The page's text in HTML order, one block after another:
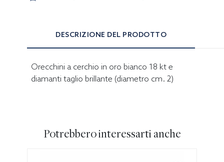
DESCRIZIONE DEL PRODOTTO
Orecchini a cerchio in oro bianco 18 kt e
diamanti taglio brillante (diametro cm. 2)
Potrebbero interessarti anche